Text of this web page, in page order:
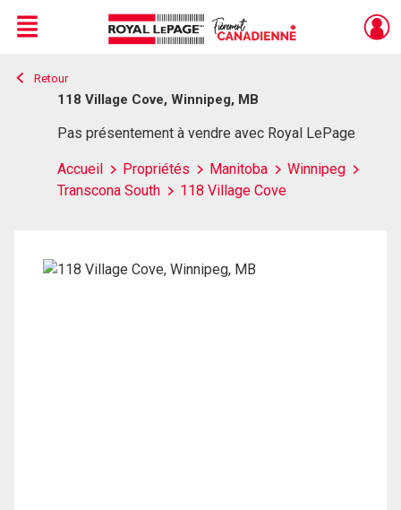
Live
En Direct
Menu
Retour
118 Village Cove, Winnipeg, MB
Pas présentement à vendre avec Royal LePage
Accueil Propriétés Manitoba
Winnipeg
Transcona South
118 Village Cove